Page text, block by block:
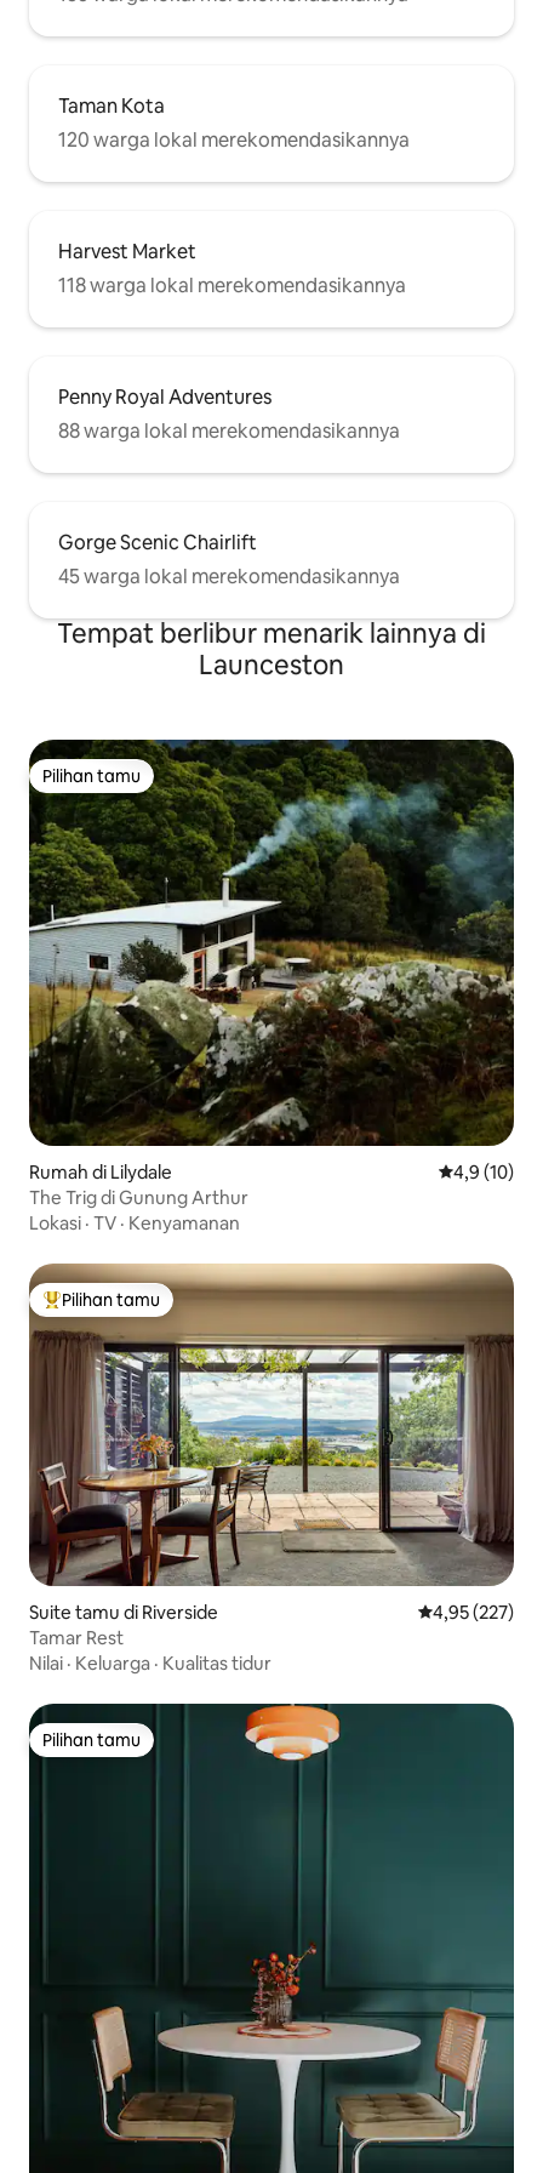
Taman Kota
120 warga lokal merekomendasikannya
Harvest Market
118 warga lokal merekomendasikannya
Penny Royal Adventures
88 warga lokal merekomendasikannya
Gorge Scenic Chairlift
45 warga lokal merekomendasikannya
Tempat berlibur menarik lainnya di
Launceston
Pilihan tamu
Pilihan tamu
Rumah di Lilydale Nilai rata-
4,9 (10)
The Trig di Gunung Arthur
Lokasi · TV · Kenyamanan
Pilihan tamu terpopuler
Pilihan tamu
Suite tamu di Riverside Nilai rata-rata
4,95 (227)
Tamar Rest
Nilai · Keluarga · Kualitas tidur
Pilihan tamu
Pilihan tamu